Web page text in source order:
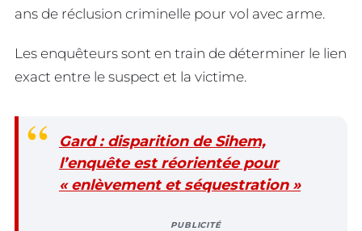
ans de réclusion criminelle pour vol avec arme.
Les enquêteurs sont en train de déterminer le lien
exact entre le suspect et la victime.
Gard : disparition de Sihem,
l’enquête est réorientée pour
« enlèvement et séquestration »
PUBLICITÉ